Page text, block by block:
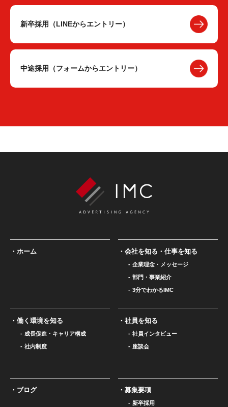
新卒採用（LINEからエントリー）
中途採用（フォームからエントリー）
ホーム 会社を知る・仕事を知る
企業理念・メッセージ
部門・事業紹介
3分でわかるIMC
働く環境を知る
成長促進・キャリア構成
社内制度
社員を知る
社員インタビュー
座談会
ブログ 募集要項
新卒採用